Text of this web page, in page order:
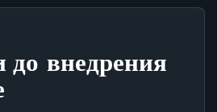
до внедрения